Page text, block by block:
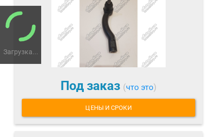
Загрузка...
Под заказ (что это)
ЦЕНЫ И СРОКИ